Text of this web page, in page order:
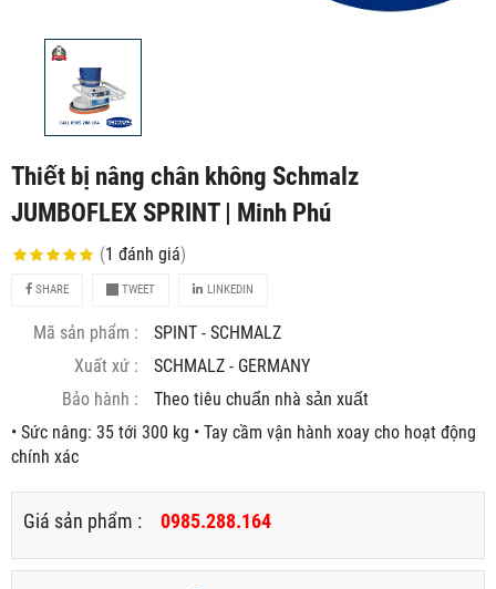
Thiết bị nâng chân không Schmalz
JUMBOFLEX SPRINT | Minh Phú
(1 đánh giá)
SHARE TWEET LINKEDIN
Mã sản phẩm :
SPINT - SCHMALZ
Xuất xứ :
SCHMALZ - GERMANY
Bảo hành :
Theo tiêu chuẩn nhà sản xuất
• Sức nâng: 35 tới 300 kg • Tay cầm vận hành xoay cho hoạt động
chính xác
Giá sản phẩm : 0985.288.164